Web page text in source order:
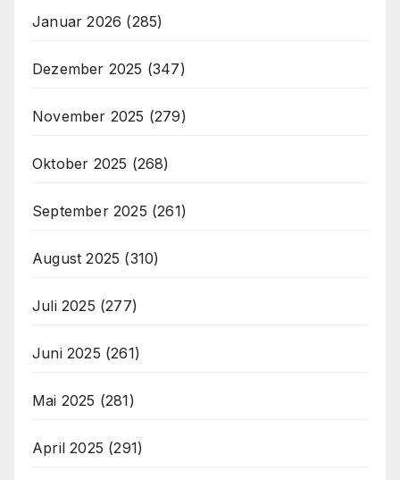
Januar 2026 (285)
Dezember 2025 (347)
November 2025 (279)
Oktober 2025 (268)
September 2025 (261)
August 2025 (310)
Juli 2025 (277)
Juni 2025 (261)
Mai 2025 (281)
April 2025 (291)